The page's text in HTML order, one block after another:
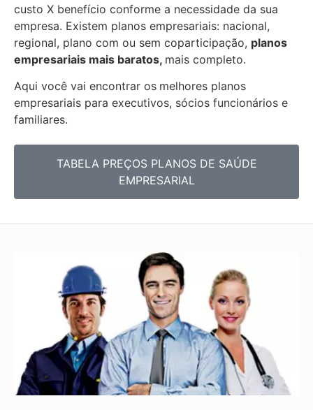
custo X benefício conforme a necessidade da sua
empresa. Existem planos empresariais: nacional,
regional, plano com ou sem coparticipação, planos
empresariais mais baratos, mais completo.
Aqui você vai encontrar os melhores planos
empresariais para executivos, sócios funcionários e
familiares.
TABELA PREÇOS PLANOS DE SAÚDE
EMPRESARIAL